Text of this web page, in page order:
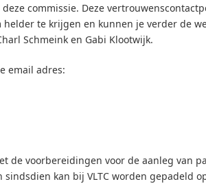
commissie. Deze
te krijgen en kunnen je verder de
Schmeink en Gabi Klootwijk.
email adres:
de voorbereidingen voor de aanleg van
kan bij VLTC worden gepadeld